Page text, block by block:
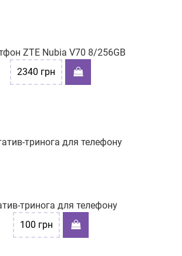
ZTE Nubia V70 8/256GB
2340 грн
тринога для телефону
100 грн